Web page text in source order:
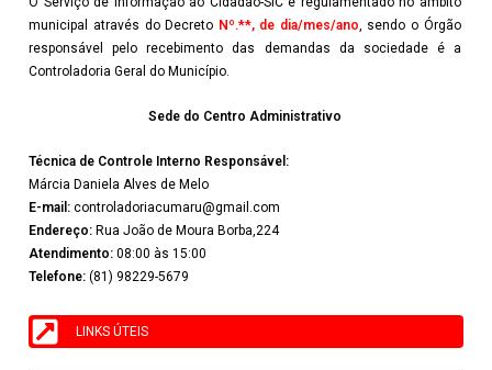
municipal através do Decreto Nº.**, de dia/mes/ano, sendo o Órgão
responsável pelo recebimento das demandas da sociedade é a
Controladoria Geral do Município.
Sede do Centro Administrativo
Técnica de Controle Interno Responsável:
Márcia Daniela Alves de Melo
E-mail: controladoriacumaru@gmail.com
Endereço: Rua João de Moura Borba,224
Atendimento: 08:00 às 15:00
Telefone: (81) 98229-5679
LINKS ÚTEIS